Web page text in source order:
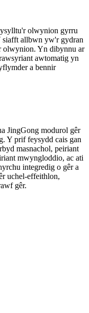
olwynion gyrru
siafft allbwn yw'r gydran
olwynion. Yn dibynnu ar
awtomatig yn
a bennir
JingGong modurol gêr
Y prif feysydd cais gan
masnachol, peiriant
mwyngloddio, ac ati
integredig o gêr a
uchel-effeithlon,
gêr.